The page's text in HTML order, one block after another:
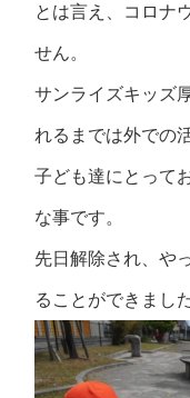
とは言え、コロナ
せん。
サンライズキッズ
れるまでは外での
子ども達にとって
な事です。
先日解除され、や
ることができまし